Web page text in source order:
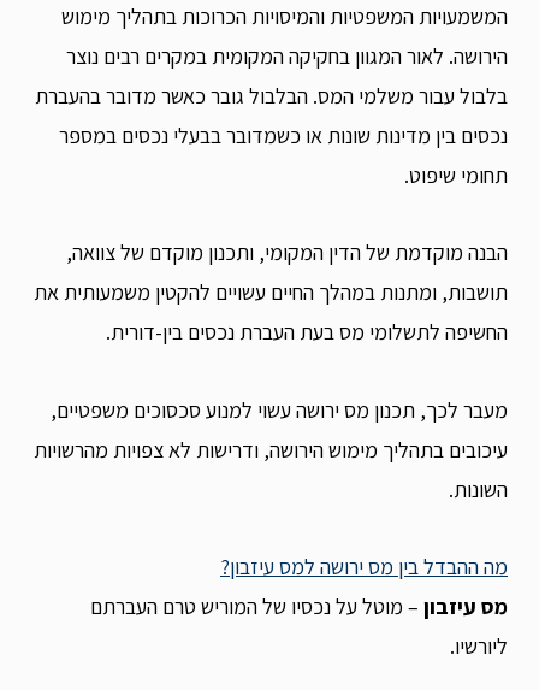
המשמעויות המשפטיות והמיסויות הכרוכות בתהליך מימוש
הירושה. לאור המגוון בחקיקה המקומית במקרים רבים נוצר
בלבול עבור משלמי המס. הבלבול גובר כאשר מדובר בהעברת
נכסים בין מדינות שונות או כשמדובר בבעלי נכסים במספר
תחומי שיפוט.
הבנה מוקדמת של הדין המקומי, ותכנון מוקדם של צוואה,
תושבות, ומתנות במהלך החיים עשויים להקטין משמעותית את
החשיפה לתשלומי מס בעת העברת נכסים בין-דורית.
מעבר לכך, תכנון מס ירושה עשוי למנוע סכסוכים משפטיים,
עיכובים בתהליך מימוש הירושה, ודרישות לא צפויות מהרשויות
השונות.
מה ההבדל בין מס ירושה למס עיזבון?
מס עיזבון – מוטל על נכסיו של המוריש טרם העברתם
ליורשיו.